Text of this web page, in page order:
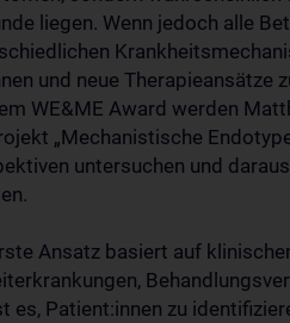
liegen. Wenn jedoch alle
und neue Therapieansätze
WE&ME Award werden
„Mechanistische
untersuchen und
Ansatz basiert auf
es, Patient:innen zu